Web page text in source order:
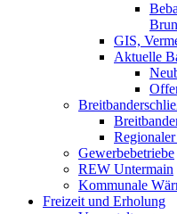
GIS,
Aktuelle
Gewerbebetriebe
REW Untermain
Kommunale
Freizeit und Erholung